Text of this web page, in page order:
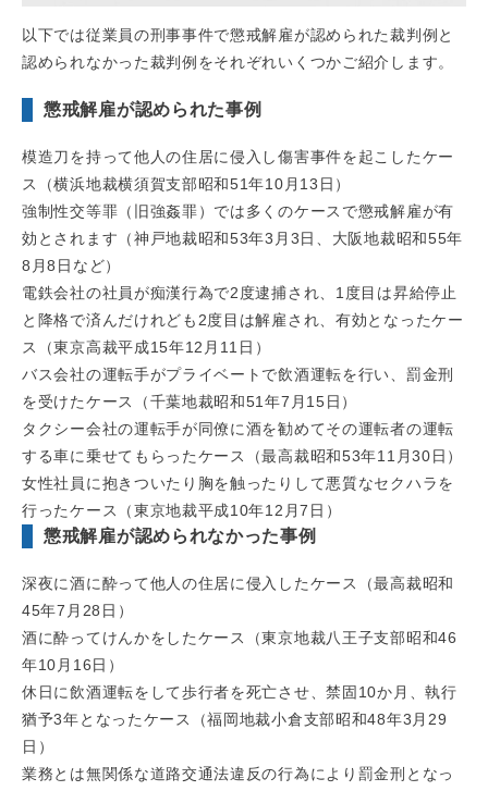
以下では従業員の刑事事件で懲戒解雇が認められた裁判例と
認められなかった裁判例をそれぞれいくつかご紹介します。
懲戒解雇が認められた事例
模造刀を持って他人の住居に侵入し傷害事件を起こしたケー
ス（横浜地裁横須賀支部昭和51年10月13日）
強制性交等罪（旧強姦罪）では多くのケースで懲戒解雇が有
効とされます（神戸地裁昭和53年3月3日、大阪地裁昭和55年
8月8日など）
電鉄会社の社員が痴漢行為で2度逮捕され、1度目は昇給停止
と降格で済んだけれども2度目は解雇され、有効となったケー
ス（東京高裁平成15年12月11日）
バス会社の運転手がプライベートで飲酒運転を行い、罰金刑
を受けたケース（千葉地裁昭和51年7月15日）
タクシー会社の運転手が同僚に酒を勧めてその運転者の運転
する車に乗せてもらったケース（最高裁昭和53年11月30日）
女性社員に抱きついたり胸を触ったりして悪質なセクハラを
行ったケース（東京地裁平成10年12月7日）
懲戒解雇が認められなかった事例
深夜に酒に酔って他人の住居に侵入したケース（最高裁昭和
45年7月28日）
酒に酔ってけんかをしたケース（東京地裁八王子支部昭和46
年10月16日）
休日に飲酒運転をして歩行者を死亡させ、禁固10か月、執行
猶予3年となったケース（福岡地裁小倉支部昭和48年3月29
日）
業務とは無関係な道路交通法違反の行為により罰金刑となっ